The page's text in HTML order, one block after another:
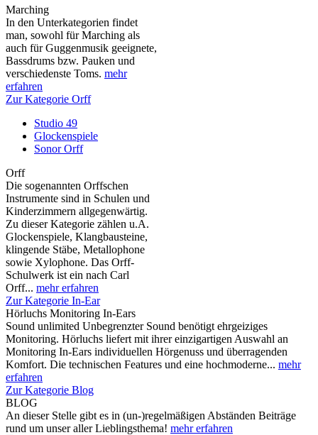
Marching
In den Unterkategorien findet
man, sowohl für Marching als
auch für Guggenmusik geeignete,
Bassdrums bzw. Pauken und
verschiedenste Toms. mehr
erfahren
Zur Kategorie Orff
Studio 49
Glockenspiele
Sonor Orff
Orff
Die sogenannten Orffschen
Instrumente sind in Schulen und
Kinderzimmern allgegenwärtig.
Zu dieser Kategorie zählen u.A.
Glockenspiele, Klangbausteine,
klingende Stäbe, Metallophone
sowie Xylophone. Das Orff-
Schulwerk ist ein nach Carl
Orff... mehr erfahren
Zur Kategorie In-Ear
Hörluchs Monitoring In-Ears
Sound unlimited Unbegrenzter Sound benötigt ehrgeiziges
Monitoring. Hörluchs liefert mit ihrer einzigartigen Auswahl an
Monitoring In-Ears individuellen Hörgenuss und überragenden
Komfort. Die technischen Features und eine hochmoderne... mehr
erfahren
Zur Kategorie Blog
BLOG
An dieser Stelle gibt es in (un-)regelmäßigen Abständen Beiträge
rund um unser aller Lieblingsthema! mehr erfahren